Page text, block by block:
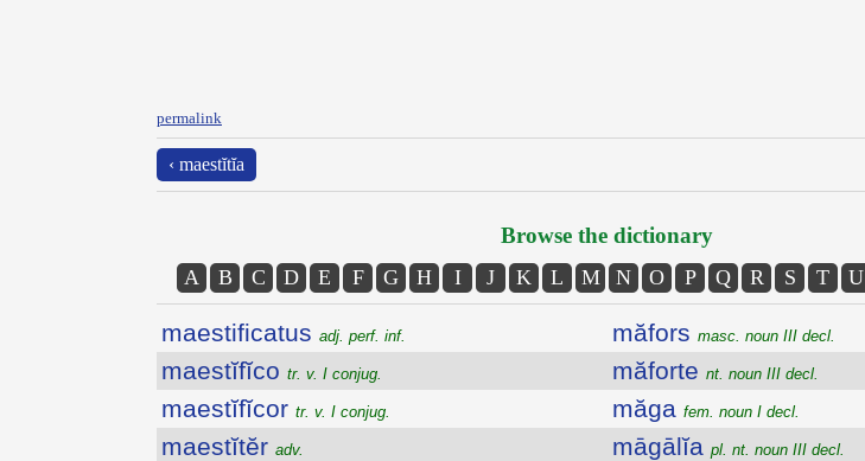
permalink
‹ maestĭtĭa
Browse the dictionary
A B C D E F G H I J K L M N O P Q R S T U
maestificatus adj. perf. inf.
maestĭfĭco tr. v. I conjug.
maestĭfĭcor tr. v. I conjug.
maestĭtĕr adv.
măfors masc. noun III decl.
măforte nt. noun III decl.
măga fem. noun I decl.
māgālĭa pl. nt. noun III decl.